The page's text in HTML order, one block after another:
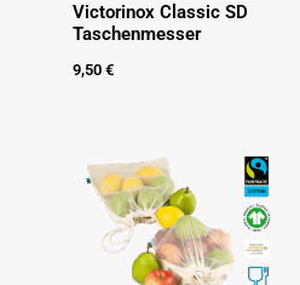
Victorinox Classic SD
Taschenmesser
9,50 €